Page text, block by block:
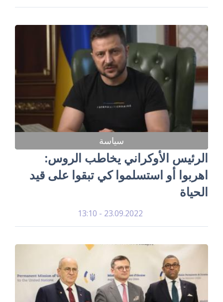
سياسة
الرئيس الأوكراني يخاطب الروس:
اهربوا أو استسلموا كي تبقوا على قيد
الحياة
23.09.2022 - 13:10